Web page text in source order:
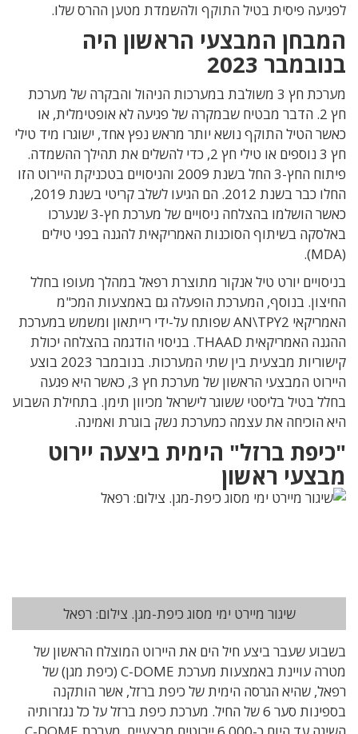
לפגיעה פיסית בטיל התוקף ולהשמדת מטען ההרס שלו.
המבחן המבצעי הראשון היה
בנובמבר 2023
מערכת חץ 3 משולבת במערכות הניהול והבקרה של מערכת
חץ 2. הדבר מבטיח שבמקרה של פגיעה לא אופטימלית, או
כאשר הטיל התוקף נושא יותר מראש נפץ אחד, ישוגרו מיד טילי
חץ 3 נוספים או טילי חץ 2, כדי להשלים את תהילך ההשמדה.
פיתוח החץ-3 החל בשנת 2009 והניסויים בטכניקת היירוט הזו
החלו כבר בשנת 2012. הם הגיעו לשלב קריטי בשנת 2019,
כאשר הושלמו בהצלחה ניסויים של מערכת חץ-3 שנערכו
באלסקה בשיתוף הסוכנות האמריקאית להגנה בפני טילים
(MDA).
בניסויים יורט טיל אנקור מתוצרת רפאל במהלך מעופו בחלל
החיצון. בנוסף, המערכת הופעלה גם באמצעות המכ"מ
האמריקאי AN\TPY2 שפותח על-ידי רייתאון ומשמש במערכת
ההגנה האמריקאית THAAD. בניסוי הודגמה בהצלחה יכולת
קישוריות מבצעית בין שתי המערכות. בנובמבר 2023 בוצע
היירוט המבצעי הראשון של מערכת חץ 3, כאשר היא פגעה
בחלל בטיל בליסטי ששוגר לישראל מכיוון תימן. בתחילת השבוע
היא הוכיחה את עצמה כמערכת נשק בוגרת ואמינה.
"כיפת ברזל" הימית ביצעה יירוט
מבצעי ראשון
שיגור מיירט ימי מסוג כיפת-מגן. צילום: רפאל
בשבוע שעבר ביצע חיל הים את היירוט המוצלח הראשון של
מטרה עויינת באמצעות מערכת C-DOME (כיפת מגן) של
רפאל, שהיא הגרסה הימית של כיפת ברזל, אשר הותקנה
בספינות סער 6 של החיל. מערכת כיפת ברזל על כל נגזרותיה